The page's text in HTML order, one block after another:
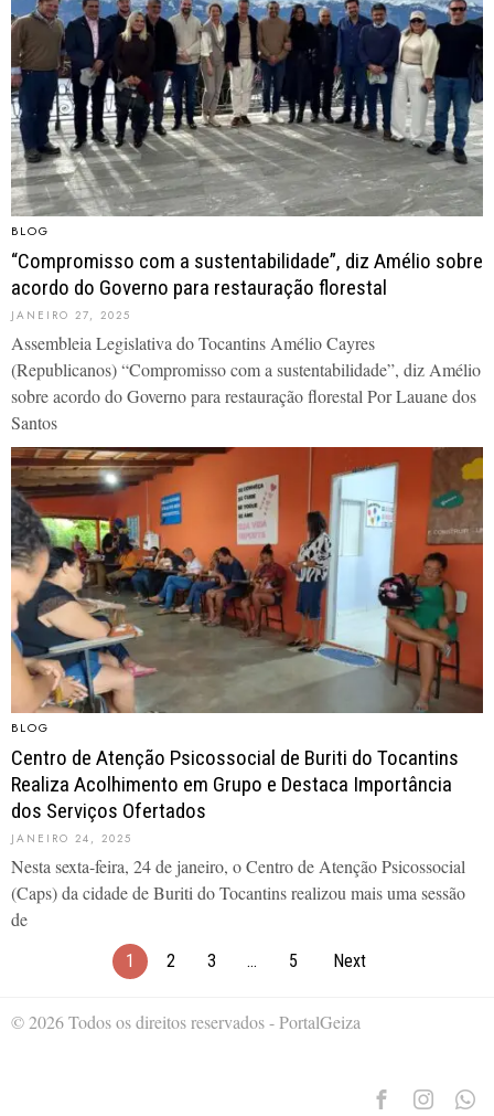
BLOG
“Compromisso com a sustentabilidade”, diz Amélio sobre
acordo do Governo para restauração florestal
JANEIRO 27, 2025
Assembleia Legislativa do Tocantins Amélio Cayres
(Republicanos) “Compromisso com a sustentabilidade”, diz Amélio
sobre acordo do Governo para restauração florestal Por Lauane dos
Santos
BLOG
Centro de Atenção Psicossocial de Buriti do Tocantins
Realiza Acolhimento em Grupo e Destaca Importância
dos Serviços Ofertados
JANEIRO 24, 2025
Nesta sexta-feira, 24 de janeiro, o Centro de Atenção Psicossocial
(Caps) da cidade de Buriti do Tocantins realizou mais uma sessão
de
1 2 3 … 5 Next
© 2026 Todos os direitos reservados - PortalGeiza